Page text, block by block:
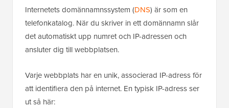
Internetets domännamnssystem (DNS) är som en
telefonkatalog. När du skriver in ett domännamn slår
det automatiskt upp numret och IP-adressen och
ansluter dig till webbplatsen.
Varje webbplats har en unik, associerad IP-adress för
att identifiera den på internet. En typisk IP-adress ser
ut så här: